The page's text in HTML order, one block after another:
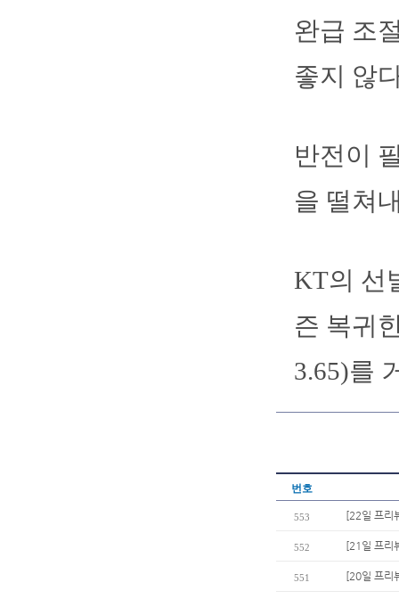
완급 조
좋지 않
반전이
을 떨쳐
KT의 선
즌 복귀
3.65)를
번호
553 [22일 프리
552 [21일 프리
551 [20일 프리